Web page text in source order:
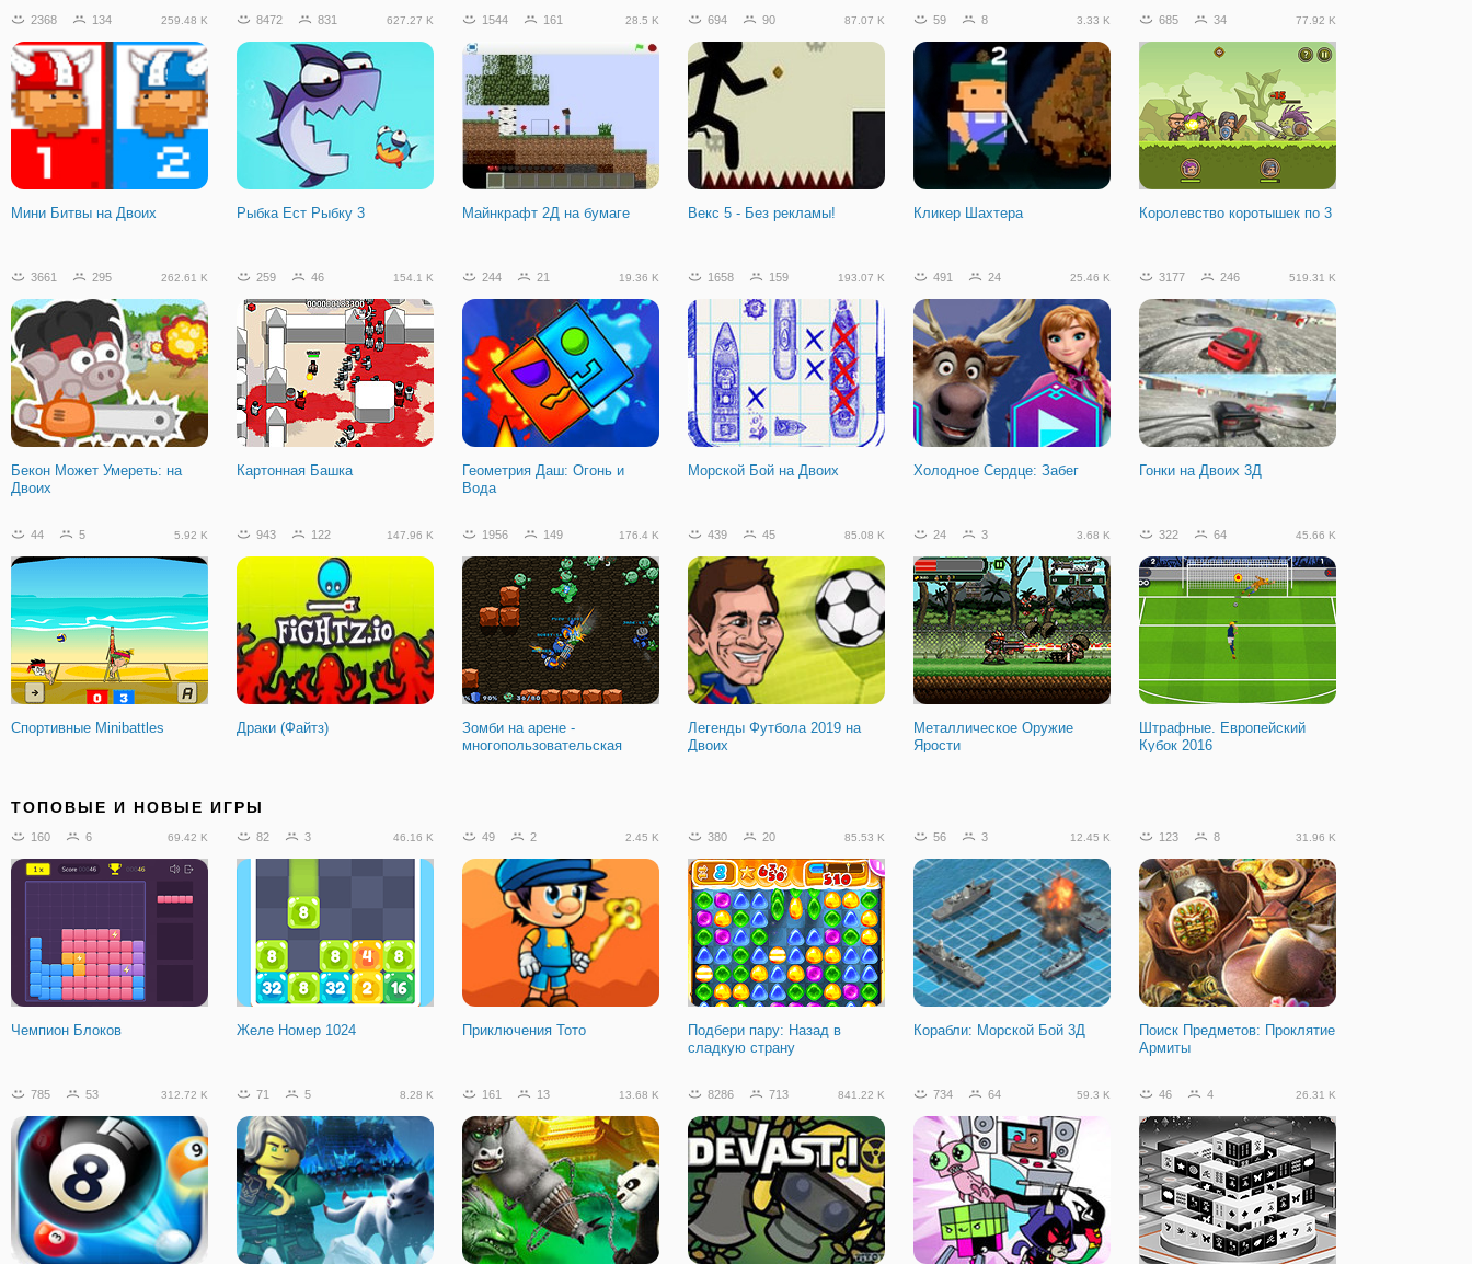
2368 134 259.48 K
Мини Битвы на Двоих
8472 831 627.27 K
Рыбка Ест Рыбку 3
1544 161 28.5 K
Майнкрафт 2Д на бумаге
694 90 87.07 K
Векс 5 - Без рекламы!
59 8 3.33 K
Кликер Шахтера
685 34 77.92 K
Королевство коротышек по 3
3661 295 262.61 K
Бекон Может Умереть: на
Двоих
259 46 154.1 K
Картонная Башка
244 21 19.36 K
Геометрия Даш: Огонь и
Вода
1658 159 193.07 K
Морской Бой на Двоих
491 24 25.46 K
Холодное Сердце: Забег
3177 246 519.31 K
Гонки на Двоих 3Д
44 5 5.92 K
Спортивные Minibattles
943 122 147.96 K
Драки (Файтз)
1956 149 176.4 K
Зомби на арене -
многопользовательская
439 45 85.08 K
Легенды Футбола 2019 на
Двоих
24 3 3.68 K
Металлическое Оружие
Ярости
322 64 45.66 K
Штрафные. Европейский
Кубок 2016
Сделать 7 Щенячьи Миссии Стикмен: Последний Ниндзя
ТОПОВЫЕ И НОВЫЕ ИГРЫ
160 6 69.42 K
Чемпион Блоков
82 3 46.16 K
Желе Номер 1024
49 2 2.45 K
Приключения Тото
380 20 85.53 K
Подбери пару: Назад в
сладкую страну
56 3 12.45 K
Корабли: Морской Бой 3Д
123 8 31.96 K
Поиск Предметов: Проклятие
Армиты
785 53 312.72 K 71 5 8.28 K 161 13 13.68 K 8286 713 841.22 K 734 64 59.3 K 46 4 26.31 K